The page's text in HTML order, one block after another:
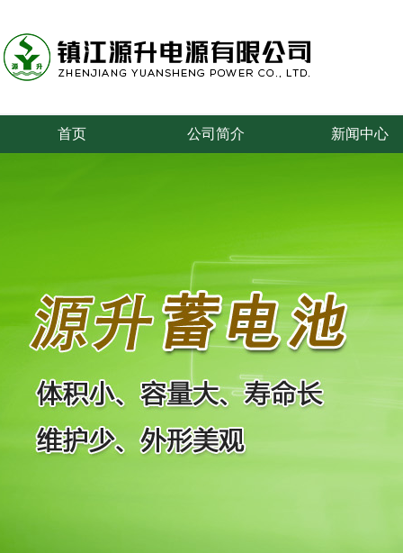
专业从事叉车、牵引车、搬运车、游览车等蓄电池的研究和制造
首页 公司简介 新闻中心